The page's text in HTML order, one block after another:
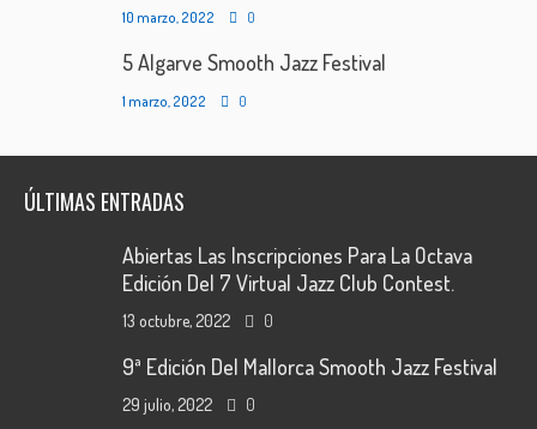
10 marzo, 2022 0
5 Algarve Smooth Jazz Festival
1 marzo, 2022 0
ÚLTIMAS ENTRADAS
Abiertas Las Inscripciones Para La Octava
Edición Del 7 Virtual Jazz Club Contest.
13 octubre, 2022 0
9ª Edición Del Mallorca Smooth Jazz Festival
29 julio, 2022 0